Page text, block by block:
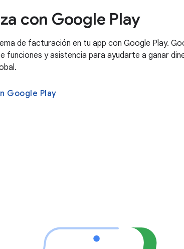
con Google Play
de facturación en tu app con Google Play.
funciones y asistencia para ayudarte a ganar
Google Play